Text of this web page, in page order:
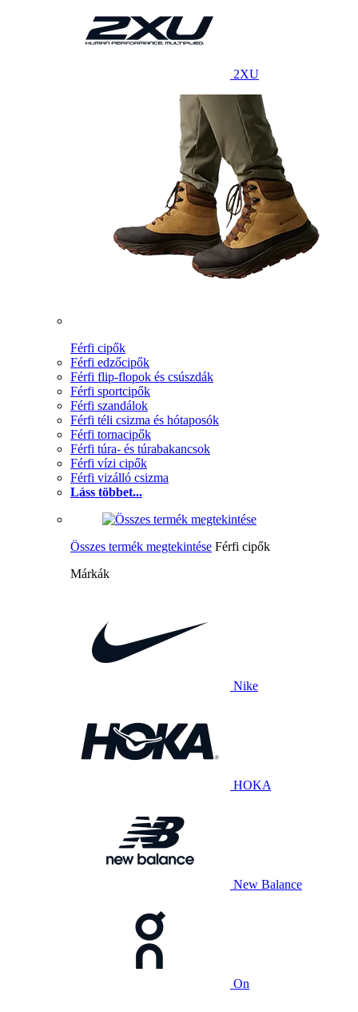
2XU
Férfi cipők
Férfi edzőcipők
Férfi flip-flopok és csúszdák
Férfi sportcipők
Férfi szandálok
Férfi téli csizma és hótaposók
Férfi tornacipők
Férfi túra- és túrabakancsok
Férfi vízi cipők
Férfi vizálló csizma
Láss többet...
Összes termék megtekintése Férfi cipők
Márkák
Nike
HOKA
New Balance
On